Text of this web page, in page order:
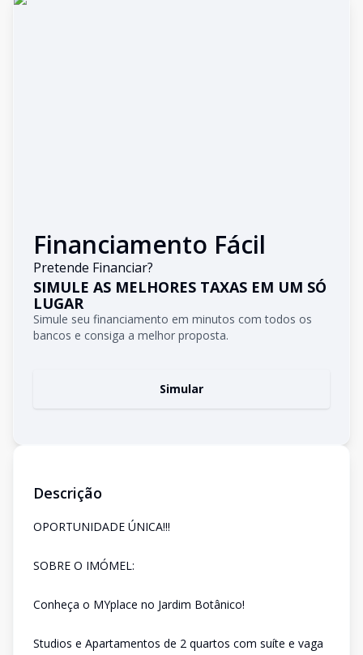
Financiamento Fácil
Pretende Financiar?
SIMULE AS MELHORES TAXAS EM UM SÓ
LUGAR
Simule seu financiamento em minutos com todos os
bancos e consiga a melhor proposta.
Simular
Descrição
OPORTUNIDADE ÚNICA!!!
SOBRE O IMÓMEL:
Conheça o MYplace no Jardim Botânico!
Studios e Apartamentos de 2 quartos com suíte e vaga